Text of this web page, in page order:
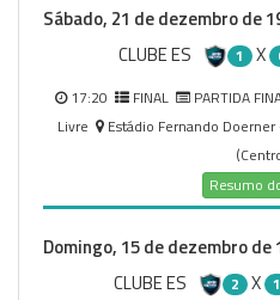
Sábado, 21 de dezembro de
CLUBE ES
1 X
17:20 FINAL PARTIDA
Livre
Estádio Fernando
Resumo
Domingo, 15 de dezembro de
CLUBE ES
2 X 1